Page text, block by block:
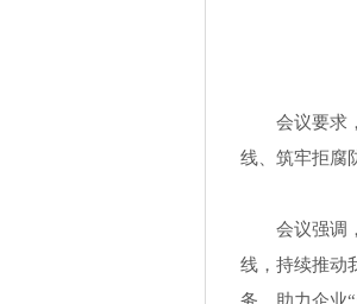
会议要求
线、筑牢拒腐
会议强调
线，持续推动